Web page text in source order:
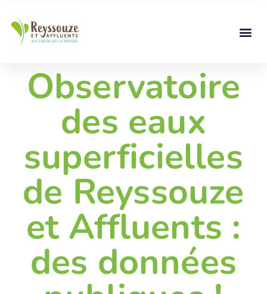
Observatoire
des eaux
superficielles
de Reyssouze
et Affluents :
des données